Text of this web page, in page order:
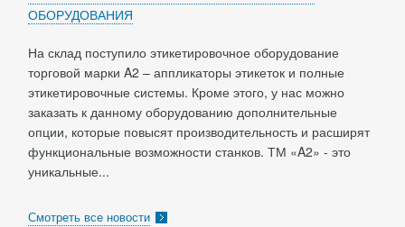
ОБОРУДОВАНИЯ
На склад поступило этикетировочное оборудование
торговой марки A2 – аппликаторы этикеток и полные
этикетировочные системы. Кроме этого, у нас можно
заказать к данному оборудованию дополнительные
опции, которые повысят производительность и расширят
функциональные возможности станков. ТМ «A2» - это
уникальные...
Смотреть все новости